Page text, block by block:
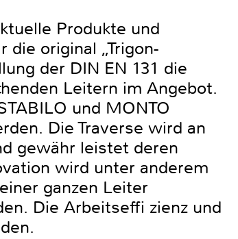
Produkte und
original „Trigon-
der DIN EN 131 die
Leitern im Angebot.
und MONTO
Die Traverse wird an
gewähr leistet deren
wird unter anderem
ganzen Leiter
Die Arbeitseffi zienz und